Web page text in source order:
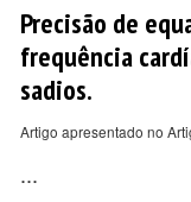
Precisão de
frequência
sadios.
Artigo apresentado no
...